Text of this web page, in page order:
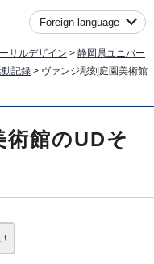
Foreign language
サルデザイン > 静岡県ユニバー
記録 > ヴァンジ彫刻庭園美術館
術館のUDそ